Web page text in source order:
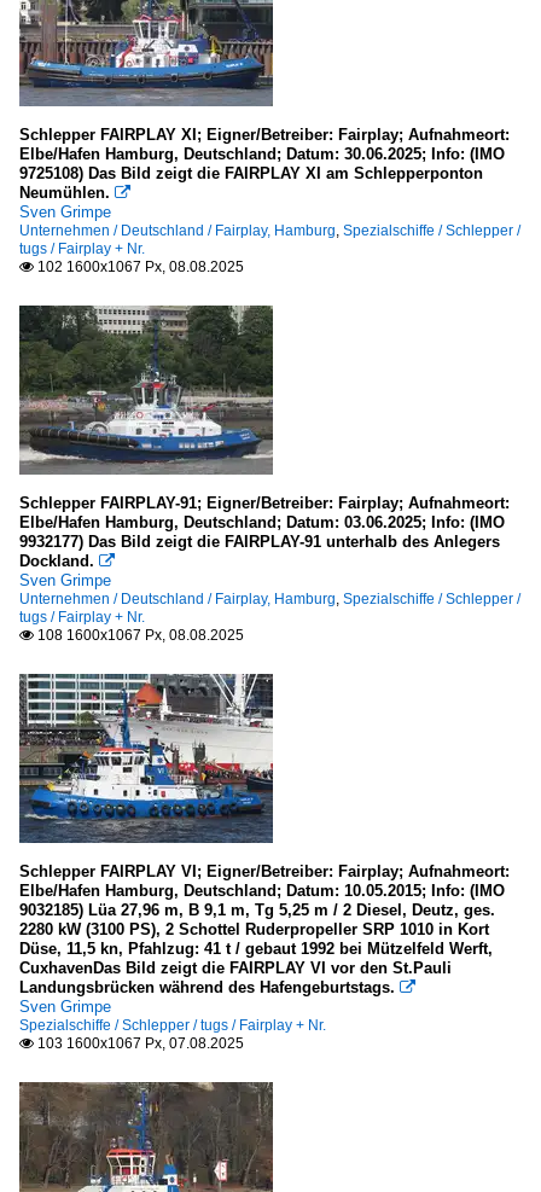
Schlepper FAIRPLAY XI; Eigner/Betreiber: Fairplay; Aufnahmeort:
Elbe/Hafen Hamburg, Deutschland; Datum: 30.06.2025; Info: (IMO
9725108) Das Bild zeigt die FAIRPLAY XI am Schlepperponton
Neumühlen. 
Sven Grimpe
Unternehmen / Deutschland / Fairplay, Hamburg, Spezialschiffe / Schlepper /
tugs / Fairplay + Nr.
 102 1600x1067 Px, 08.08.2025
Schlepper FAIRPLAY-91; Eigner/Betreiber: Fairplay; Aufnahmeort:
Elbe/Hafen Hamburg, Deutschland; Datum: 03.06.2025; Info: (IMO
9932177) Das Bild zeigt die FAIRPLAY-91 unterhalb des Anlegers
Dockland. 
Sven Grimpe
Unternehmen / Deutschland / Fairplay, Hamburg, Spezialschiffe / Schlepper /
tugs / Fairplay + Nr.
 108 1600x1067 Px, 08.08.2025
Schlepper FAIRPLAY VI; Eigner/Betreiber: Fairplay; Aufnahmeort:
Elbe/Hafen Hamburg, Deutschland; Datum: 10.05.2015; Info: (IMO
9032185) Lüa 27,96 m, B 9,1 m, Tg 5,25 m / 2 Diesel, Deutz, ges.
2280 kW (3100 PS), 2 Schottel Ruderpropeller SRP 1010 in Kort
Düse, 11,5 kn, Pfahlzug: 41 t / gebaut 1992 bei Mützelfeld Werft,
CuxhavenDas Bild zeigt die FAIRPLAY VI vor den St.Pauli
Landungsbrücken während des Hafengeburtstags. 
Sven Grimpe
Spezialschiffe / Schlepper / tugs / Fairplay + Nr.
 103 1600x1067 Px, 07.08.2025